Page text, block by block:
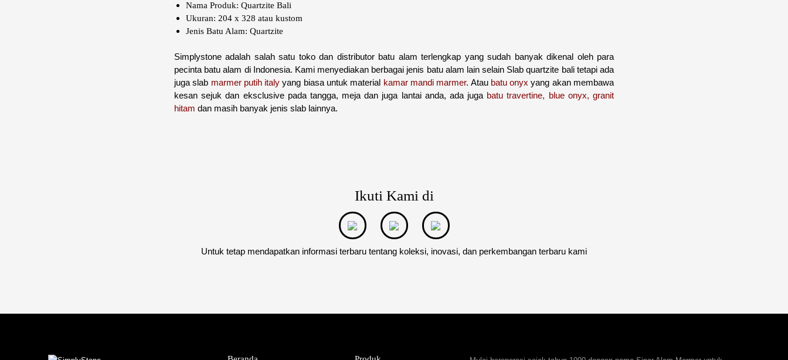
Nama Produk: Quartzite Bali
Ukuran: 204 x 328 atau kustom
Jenis Batu Alam: Quartzite
Simplystone adalah salah satu toko dan distributor batu alam terlengkap yang sudah banyak dikenal oleh para
pecinta batu alam di Indonesia. Kami menyediakan berbagai jenis batu alam lain selain Slab quartzite bali tetapi ada
juga slab marmer putih italy yang biasa untuk material kamar mandi marmer. Atau batu onyx yang akan membawa
kesan sejuk dan eksclusive pada tangga, meja dan juga lantai anda, ada juga batu travertine, blue onyx,granit
hitam dan masih banyak jenis slab lainnya.
Ikuti Kami di
Untuk tetap mendapatkan informasi terbaru tentang koleksi, inovasi, dan perkembangan terbaru kami